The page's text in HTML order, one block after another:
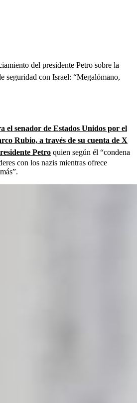
del presidente Petro sobre la
seguridad con Israel: “Megalómano,
el senador de Estados Unidos por el
Rubio, a través de su cuenta de X
Petro quien según él “condena
con los nazis mientras ofrece